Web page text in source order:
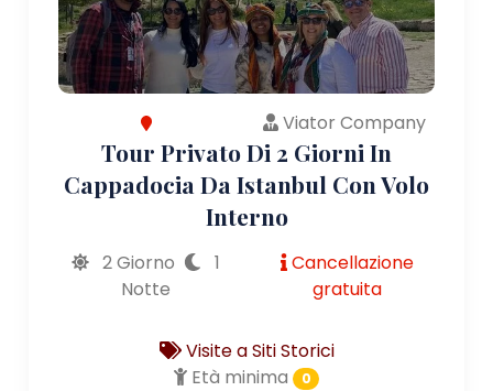
Viator Company
Tour Privato Di 2 Giorni In
Cappadocia Da Istanbul Con Volo
Interno
2 Giorno
1
Notte
Cancellazione
gratuita
Visite a Siti Storici
Età minima
0